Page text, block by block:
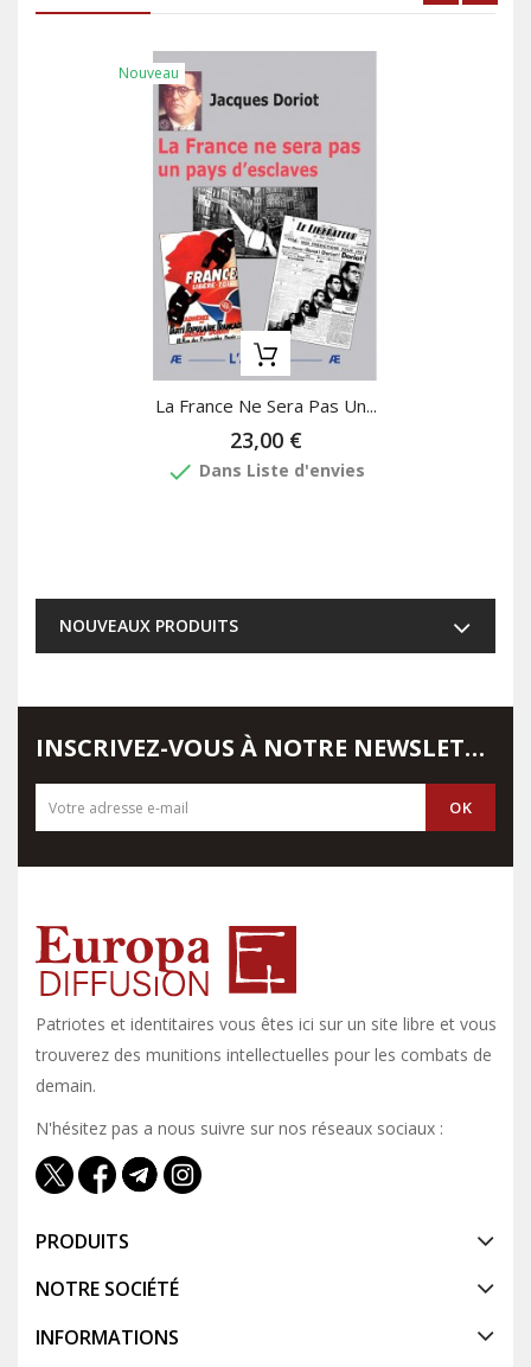
Nouveau
La France Ne Sera Pas Un...
23,00 €
done Dans Liste d'envies
NOUVEAUX PRODUITS
INSCRIVEZ-VOUS À NOTRE NEWSLETTER
Patriotes et identitaires vous êtes ici sur un site libre et vous y
trouverez des munitions intellectuelles pour les combats de
demain.
N'hésitez pas a nous suivre sur nos réseaux sociaux :
PRODUITS
NOTRE SOCIÉTÉ
INFORMATIONS